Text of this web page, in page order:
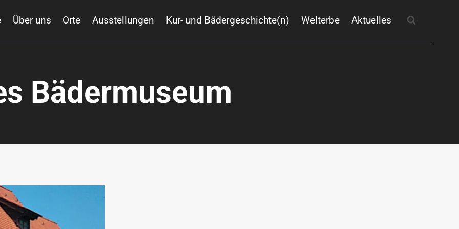
Über uns Orte Ausstellungen Kur- und Bädergeschichte(n) Welterbe Aktuelles
Bädermuseum